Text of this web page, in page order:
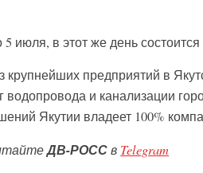
июля, в этот же день
предприятий в
и канализации
Якутии владеет 100%
ДВ-РОССв Telegram